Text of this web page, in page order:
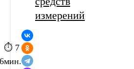
измерений
⏱ 7
мин.